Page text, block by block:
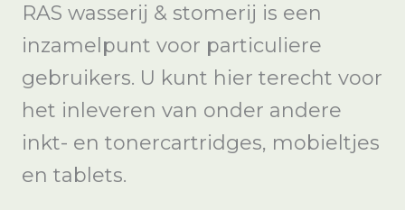
RAS wasserij & stomerij is een
inzamelpunt voor particuliere
gebruikers. U kunt hier terecht voor
het inleveren van onder andere
inkt- en tonercartridges, mobieltjes
en tablets.